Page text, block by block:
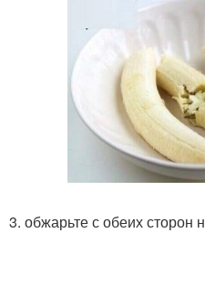
3. обжарьте с обеих сторон